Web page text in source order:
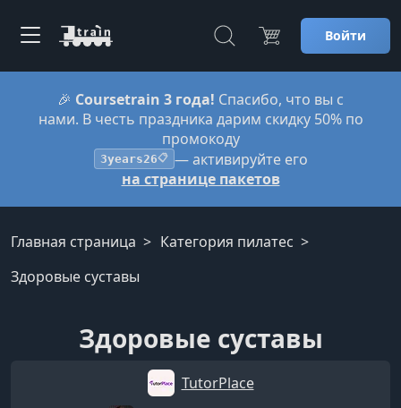
Войти
🎉 Coursetrain 3 года! Спасибо, что вы с
нами. В честь праздника дарим скидку 50% по
промокоду
3years26📋 — активируйте его
на странице пакетов
Главная страница
Категория пилатес
Здоровые суставы
Здоровые суставы
TutorPlace